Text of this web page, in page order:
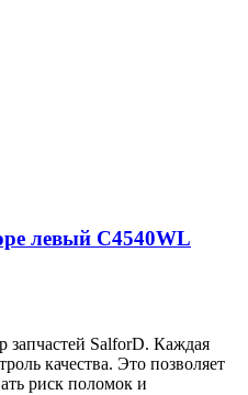
левый C4540WL
SalforD. Каждая
качества. Это позволяет
риск поломок и